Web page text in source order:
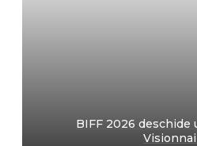
BIFF 2026 deschide